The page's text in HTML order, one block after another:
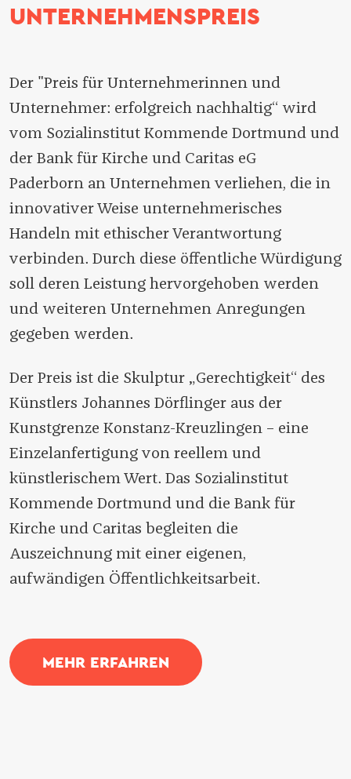
UNTERNEHMENSPREIS
Der "Preis für Unternehmerinnen und
Unternehmer: erfolgreich nachhaltig“ wird
vom Sozialinstitut Kommende Dortmund und
der Bank für Kirche und Caritas eG
Paderborn an Unternehmen verliehen, die in
innovativer Weise unternehmerisches
Handeln mit ethischer Verantwortung
verbinden. Durch diese öffentliche Würdigung
soll deren Leistung hervorgehoben werden
und weiteren Unternehmen Anregungen
gegeben werden.
Der Preis ist die Skulptur „Gerechtigkeit“ des
Künstlers Johannes Dörflinger aus der
Kunstgrenze Konstanz-Kreuzlingen – eine
Einzelanfertigung von reellem und
künstlerischem Wert. Das Sozialinstitut
Kommende Dortmund und die Bank für
Kirche und Caritas begleiten die
Auszeichnung mit einer eigenen,
aufwändigen Öffentlichkeitsarbeit.
MEHR ERFAHREN